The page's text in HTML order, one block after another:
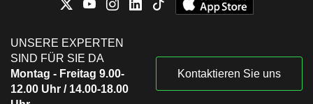
UNSERE EXPERTEN
SIND FÜR SIE DA
Montag - Freitag 9.00-
12.00 Uhr / 14.00-18.00
Kontaktieren Sie uns